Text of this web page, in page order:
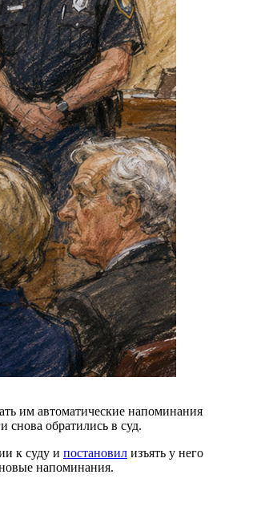
им автоматические напоминания
обратились в суд.
к суду и постановил изъять у него
напоминания.